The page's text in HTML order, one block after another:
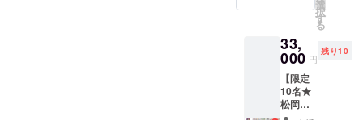
が加わ
で、
メッ
セージ
の幅が
広が
り、よ
り具体
企画の
ろし
た、
『こと
だまセ
ラピー
ガイド
クッと
親子で
受験
OK！小
さなお
子様と
一緒
月など
の情報
満載で
す。 60
干支こ
とだま
周りも
笑顔
「60干
支こと
だまセ
紫鳳に
よる文
章/画像
による
氣質診
断付 ＊
選
択
す
る
33,
000 円
残り10
【限定
10名★
松岡紫